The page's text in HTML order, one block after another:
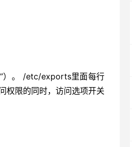
）。 /etc/exports里面每行
权限的同时，访问选项开关